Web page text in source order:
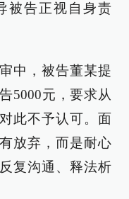
被告正视自身责
中，被告董某提
5000元，要求从
此不予认可。面
放弃，而是耐心
复沟通、释法析